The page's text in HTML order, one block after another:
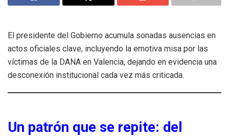
El presidente del Gobierno acumula sonadas ausencias en
actos oficiales clave, incluyendo la emotiva misa por las
víctimas de la DANA en Valencia, dejando en evidencia una
desconexión institucional cada vez más criticada.
Un patrón que se repite: del